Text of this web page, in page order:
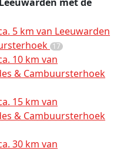
5 km van Leeuwarden
17
10 km van
& Cambuursterhoek
15 km van
& Cambuursterhoek
30 km van